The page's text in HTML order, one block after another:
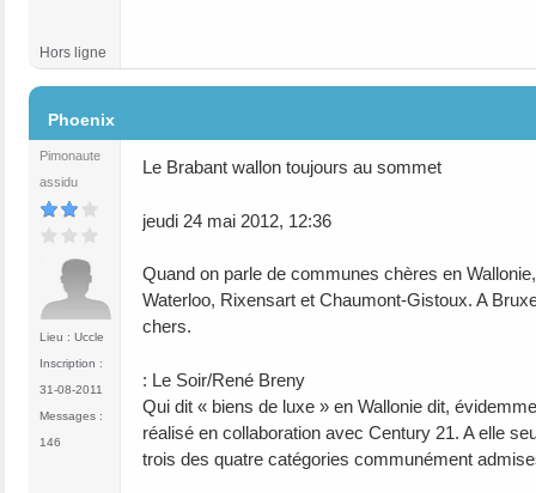
Hors ligne
Phoenix
Pimonaute
assidu
Lieu : Uccle
Inscription :
31-08-2011
Messages :
146
Le Brabant wallon toujours au sommet
jeudi 24 mai 2012, 12:36
Quand on parle de communes chères en
Waterloo, Rixensart et Chaumont-Gistoux. A
chers.
: Le Soir/René Breny
Qui dit « biens de luxe » en Wallonie dit,
réalisé en collaboration avec Century 21. A elle
trois des quatre catégories communément